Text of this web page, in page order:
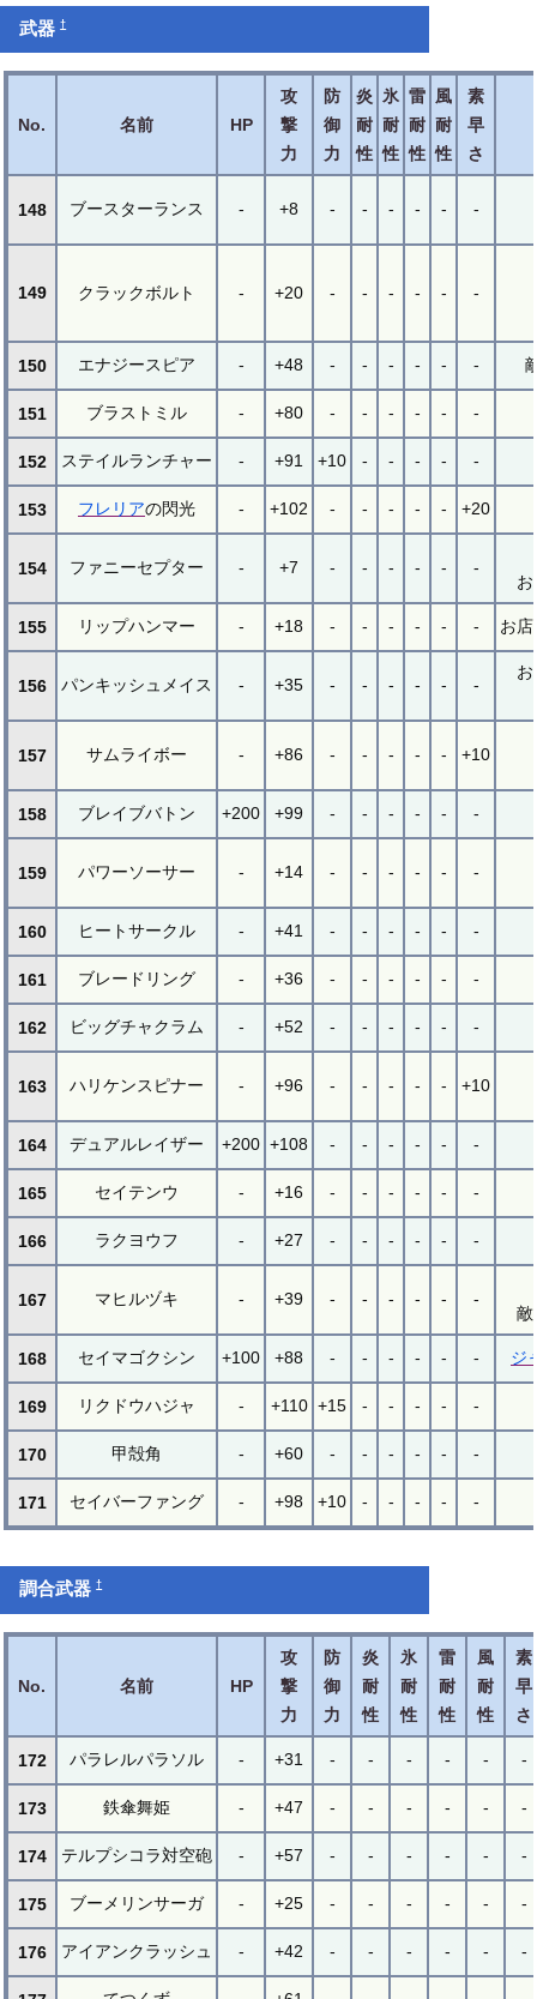
武器†
No. 名前 HP
攻
撃
力
防
御
力
炎
耐
性
氷
耐
性
雷
耐
性
風
耐
性
素
早
さ
148 ブースターランス - +8 - - - - - -
149 クラックボルト - +20 - - - - - -
150 エナジースピア - +48 - - - - - -
151 ブラストミル - +80 - - - - - -
152 ステイルランチャー - +91 +10 - - - - -
153 フレリアの閃光 - +102 - - - - - +20
154 ファニーセプター - +7 - - - - - -
155 リップハンマー - +18 - - - - - - お
156 パンキッシュメイス - +35 - - - - - -
157 サムライボー - +86 - - - - - +10
158 ブレイブバトン +200 +99 - - - - - -
159 パワーソーサー - +14 - - - - - -
160 ヒートサークル - +41 - - - - - -
161 ブレードリング - +36 - - - - - -
162 ビッグチャクラム - +52 - - - - - -
163 ハリケンスピナー - +96 - - - - - +10
164 デュアルレイザー +200 +108 - - - - - -
165 セイテンウ - +16 - - - - - -
166 ラクヨウフ - +27 - - - - - -
167 マヒルヅキ - +39 - - - - - -
敵
168 セイマゴクシン +100 +88 - - - - - - ジ
169 リクドウハジャ - +110 +15 - - - - -
170 甲殻角 - +60 - - - - - -
171 セイバーファング - +98 +10 - - - - -
調合武器†
No. 名前 HP
攻
撃
力
防
御
力
炎
耐
性
氷
耐
性
雷
耐
性
風
耐
性
素
早
さ
172 パラレルパラソル - +31 - - - - - -
173 鉄傘舞姫 - +47 - - - - - -
174 テルプシコラ対空砲 - +57 - - - - - -
175 ブーメリンサーガ - +25 - - - - - -
176 アイアンクラッシュ - +42 - - - - - -